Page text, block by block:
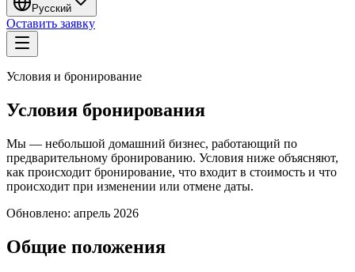
Русский
Оставить заявку
Условия и бронирование
Условия бронирования
Мы — небольшой домашний бизнес, работающий по
предварительному бронированию. Условия ниже объясняют,
как происходит бронирование, что входит в стоимость и что
происходит при изменении или отмене даты.
Обновлено: апрель 2026
Общие положения